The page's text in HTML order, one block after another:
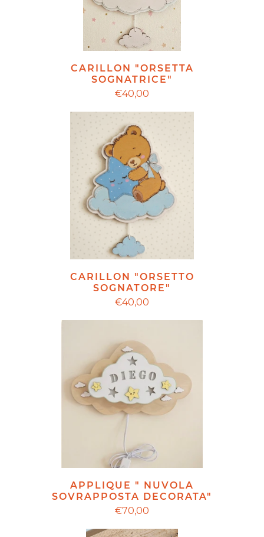
CARILLON "ORSETTA
SOGNATRICE"
€40,00
CARILLON "ORSETTO
SOGNATORE"
€40,00
APPLIQUE " NUVOLA
SOVRAPPOSTA DECORATA"
€70,00